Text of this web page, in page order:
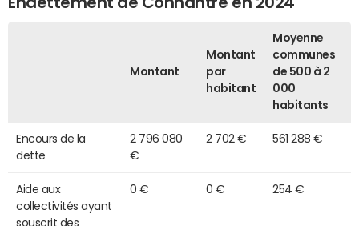
Montant
Montant
par
habitant
Moyenne
communes
de 500 à 2
000
habitants
Encours de la
dette
2 796 080
€
2 702 € 561 288 €
Aide aux
collectivités ayant
souscrit des
0 € 0 € 254 €